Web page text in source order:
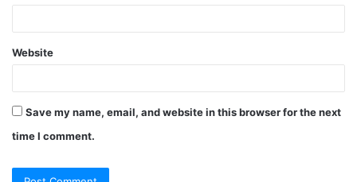
Website
Save my name, email, and website in this browser for the next
time I comment.